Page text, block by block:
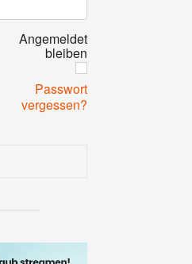
Angemeldet
bleiben
Passwort
vergessen?